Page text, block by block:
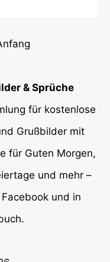
& Sprüche
für kostenlose
Grußbilder mit
für Guten Morgen,
und mehr –
und in